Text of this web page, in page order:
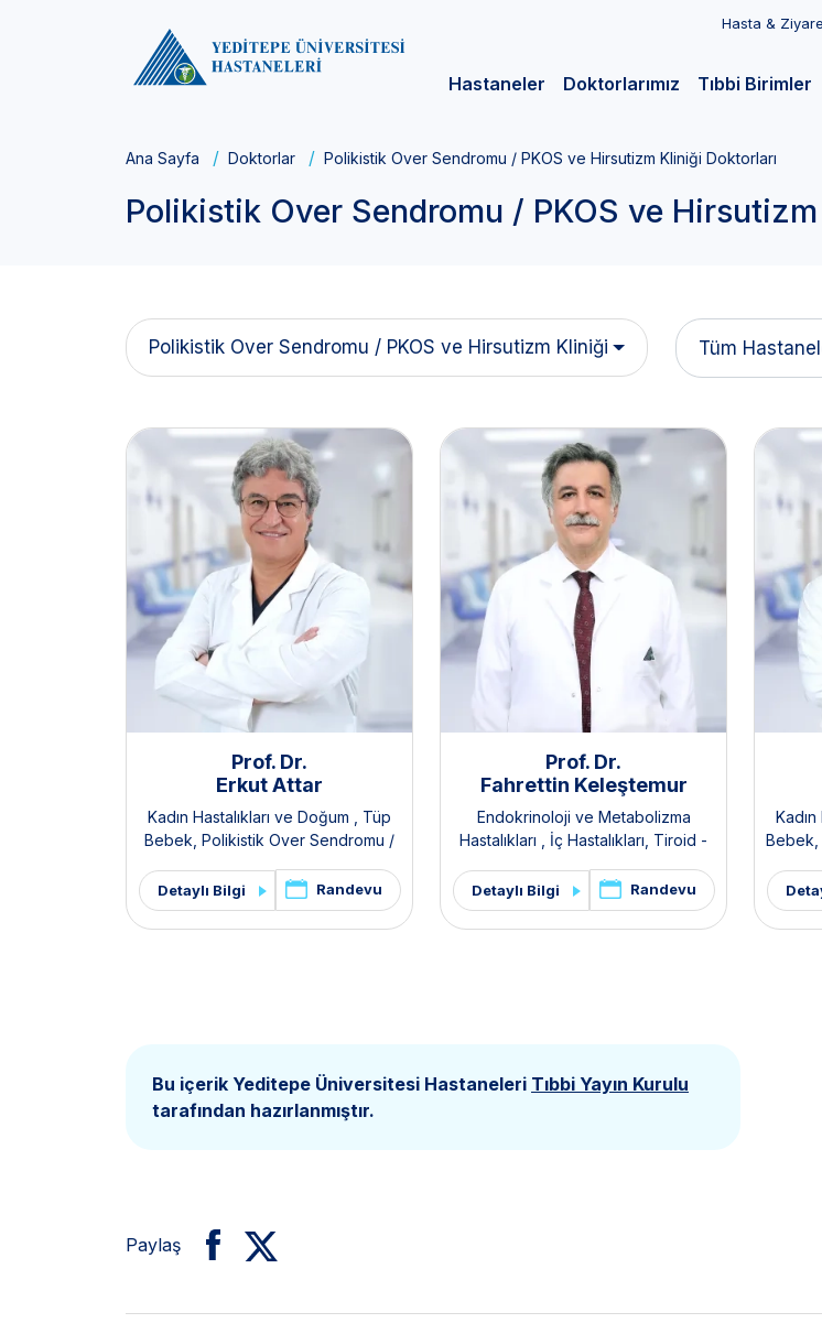
Hasta &
Hastaneler Doktorlarımız Tıbbi Birimler
Ana Sayfa Doktorlar Polikistik Over Sendromu / PKOS ve Hirsutizm Kliniği Doktorları
Polikistik Over Sendromu / PKOS ve
Polikistik Over Sendromu / PKOS ve Hirsutizm Kliniği Tüm
Prof. Dr.
Erkut Attar
Kadın Hastalıkları ve Doğum
Tüp
Bebek Polikistik Over Sendromu /
ve Endometriozis Kliniği
Detaylı Bilgi Randevu
Prof. Dr.
Fahrettin Keleştemur
Endokrinoloji ve Metabolizma
Hastalıkları
İç Hastalıkları Tiroid -
Kliniği,Hipofiz Kliniği,Polikistik Over
Sendromu / PKOS ve Hirsutizm Kliniği
Hirsutizm Kliniği,Pelvik Ağrı ve
Detaylı Bilgi Randevu
Bebek
Bu içerik Yeditepe Üniversitesi Hastaneleri Tıbbi Yayın Kurulu
tarafından hazırlanmıştır.
Paylaş